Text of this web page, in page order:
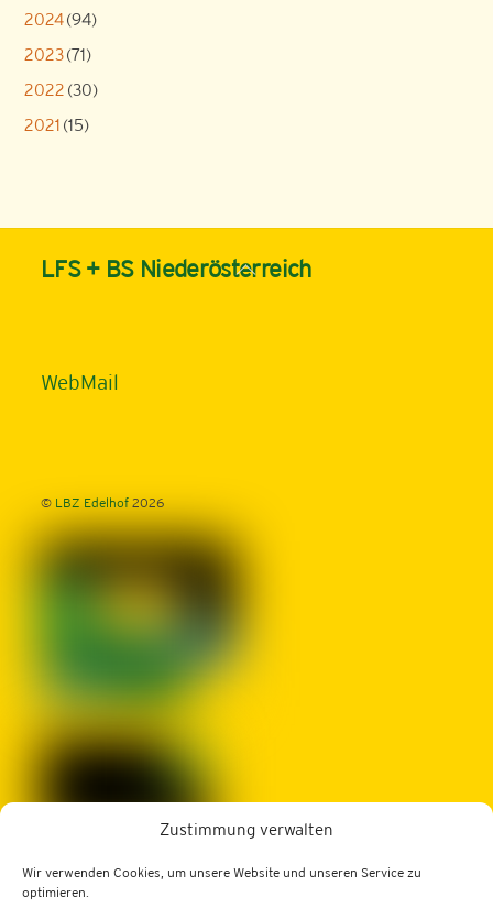
Zustimmung verwalten
Wir verwenden Cookies, um unsere Website und unseren Service zu
optimieren.
2024(94)
2023(71)
2022 (30)
2021 (15)
Back
LFS + BS Niederösterreich
WebMail
© LBZ Edelhof2026
LBZ Edelhof